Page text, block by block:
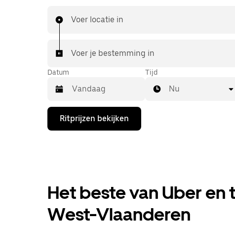
naar je bestemming.
Voer locatie in
Voer je bestemming in
Datum
Druk
de
openen
een
datum
Tijd
Nu
Ritprijzen bekijken
Het beste van Uber en
West-Vlaanderen